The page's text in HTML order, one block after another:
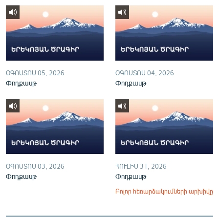
English
Русский
ՀԵՏԵՎԵՔ ՄԵԶ
«Ազատության» բոլոր կայքերը
ՕԳՈՍՏՈՍ 05, 2026
Փոդքասթ
ՕԳՈՍՏՈՍ 04, 2026
Փոդքասթ
ՕԳՈՍՏՈՍ 03, 2026
Փոդքասթ
ՀՈՒԼԻՍ 31, 2026
Փոդքասթ
Բոլոր հեռարձակումների արխիվը